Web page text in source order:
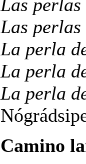
Las
Las
La perla
La perla
La perla
Camino